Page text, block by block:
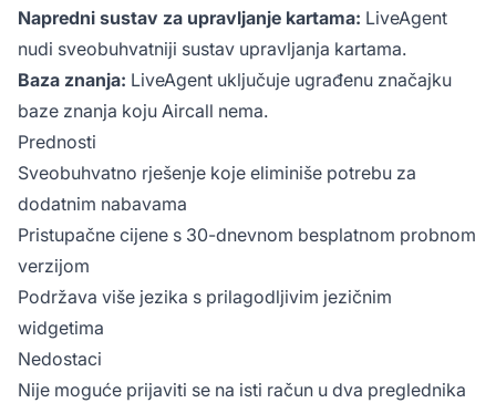
Napredni sustav za upravljanje kartama: LiveAgent
nudi sveobuhvatniji sustav upravljanja kartama.
Baza znanja: LiveAgent uključuje ugrađenu značajku
baze znanja koju Aircall nema.
Prednosti
Sveobuhvatno rješenje koje eliminiše potrebu za
dodatnim nabavama
Pristupačne cijene s 30-dnevnom besplatnom probnom
verzijom
Podržava više jezika s prilagodljivim jezičnim
widgetima
Nedostaci
Nije moguće prijaviti se na isti račun u dva preglednika